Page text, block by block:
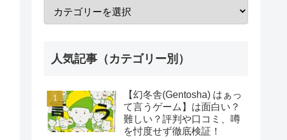
人気記事（カテゴリー別）
【幻冬舎(Gentosha) はぁっ
て言うゲーム】は面白い？
難しい？評判や口コミ、噂
を忖度せず徹底検証！